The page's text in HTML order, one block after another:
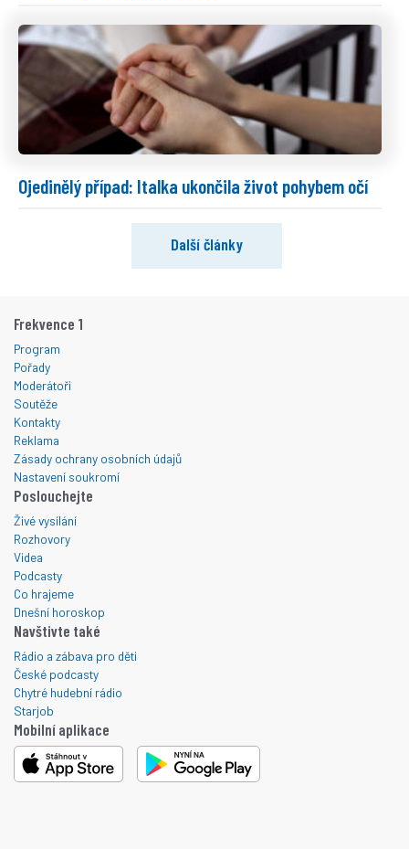
Ojedinělý případ: Italka ukončila život pohybem očí
Další články
Frekvence 1
Program
Pořady
Moderátoři
Soutěže
Kontakty
Reklama
Zásady ochrany osobních údajů
Nastavení soukromí
Poslouchejte
Živé vysílání
Rozhovory
Videa
Podcasty
Co hrajeme
Dnešní horoskop
Navštivte také
Rádio a zábava pro děti
České podcasty
Chytré hudební rádio
Starjob
Mobilní aplikace